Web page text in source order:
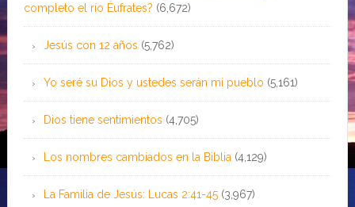
completo el río Éufrates? (6,672)
Jesús con 12 años (5,762)
Yo seré su Dios y ustedes serán mi pueblo (5,161)
Dios tiene sentimientos (4,705)
Los nombres cambiados en la Biblia (4,129)
La Familia de Jesús: Lucas 2:41-45 (3,967)